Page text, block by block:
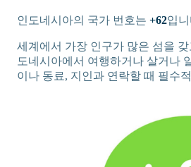
인도네시아의 국가 번호는 +62입
세계에서 가장 인구가 많은 섬을
도네시아에서 여행하거나 살거나
이나 동료, 지인과 연락할 때 필수